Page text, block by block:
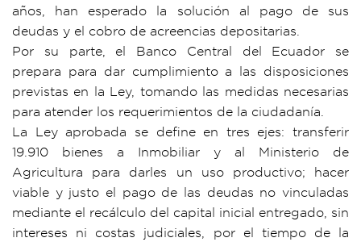
años, han esperado la solución al pago de sus
deudas y el cobro de acreencias depositarias.
Por su parte, el Banco Central del Ecuador se
prepara para dar cumplimiento a las disposiciones
previstas en la Ley, tomando las medidas necesarias
para atender los requerimientos de la ciudadanía.
La Ley aprobada se define en tres ejes: transferir
19.910 bienes a Inmobiliar y al Ministerio de
Agricultura para darles un uso productivo; hacer
viable y justo el pago de las deudas no vinculadas
mediante el recálculo del capital inicial entregado, sin
intereses ni costas judiciales, por el tiempo de la